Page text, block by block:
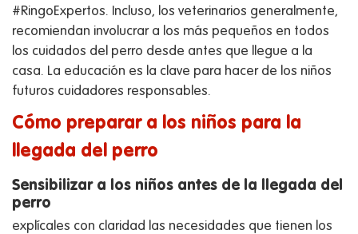
#RingoExpertos. Incluso, los veterinarios generalmente,
recomiendan involucrar a los más pequeños en todos
los cuidados del perro desde antes que llegue a la
casa. La educación es la clave para hacer de los niños
futuros cuidadores responsables.
Cómo preparar a los niños para la
llegada del perro
Sensibilizar a los niños antes de la llegada del
perro
explícales con claridad las necesidades que tienen los